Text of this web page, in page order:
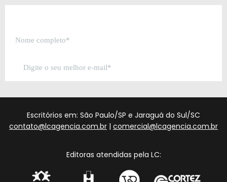
Escritórios em: São Paulo/SP e Jaraguá do Sul/SC
contato@lcagencia.com.br | comercial@lcagencia.com.br
Editoras atendidas pela LC: